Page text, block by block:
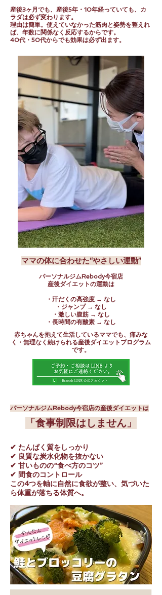
産後3ヶ月でも、産後5年・10年経っていても、カ
ラダは必ず変わります。
理由は簡単。使えていなかった筋肉と姿勢を整えれ
ば、年数に関係なく反応するからです。
40代・50代からでも効果は必ず出ます。
ママの体に合わせた“やさしい運動”
パーソナルジムRebody今宿店
産後ダイエットの運動は
・汗だくの高強度 → なし
・ジャンプ → なし
・激しい腹筋 → なし
・長時間の有酸素 → なし
赤ちゃんを抱えて生活しているママでも、痛みな
く・無理なく続けられる産後ダイエットプログラム
です。
パーソナルジムRebody今宿店の産後ダイエットは
「食事制限はしません」
✔ たんぱく質をしっかり
✔ 良質な炭水化物を抜かない
✔ 甘いものの“食べ方のコツ”
✔ 間食のコントロール
この4つを軸に自然に食欲が整い、気づいた
ら体重が落ちる体質へ。